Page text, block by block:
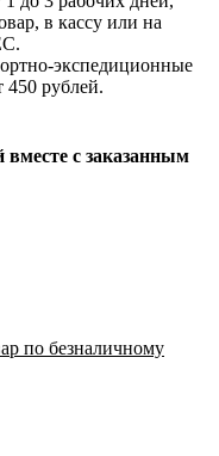
в кассу или на
экспедиционные
450 рублей.
с заказанным
по безналичному